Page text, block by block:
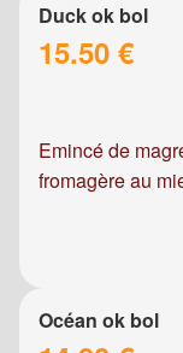
Duck ok bol
15.50 €
Emincé de
fromagère au
Océan ok bol